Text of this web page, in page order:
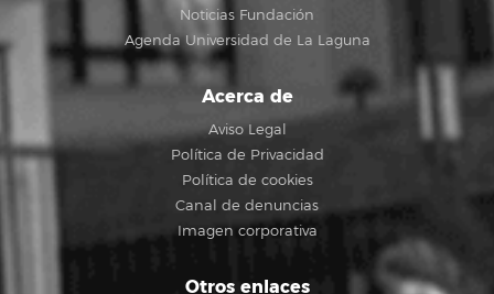
Noticias Fundación
Agenda Universidad de La Laguna
Acerca de
Aviso Legal
Política de Privacidad
Política de cookies
Canal de denuncias
Imagen corporativa
Otros enlaces